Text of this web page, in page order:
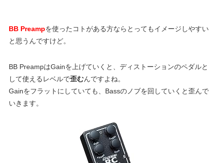
BB Preampを使ったコトがある方ならとってもイメージしやすい
と思うんですけど。
BB PreampはGainを上げていくと、ディストーションのペダルと
して使えるレベルで歪むんですよね。
Gainをフラットにしていても、Bassのノブを回していくと歪んで
いきます。